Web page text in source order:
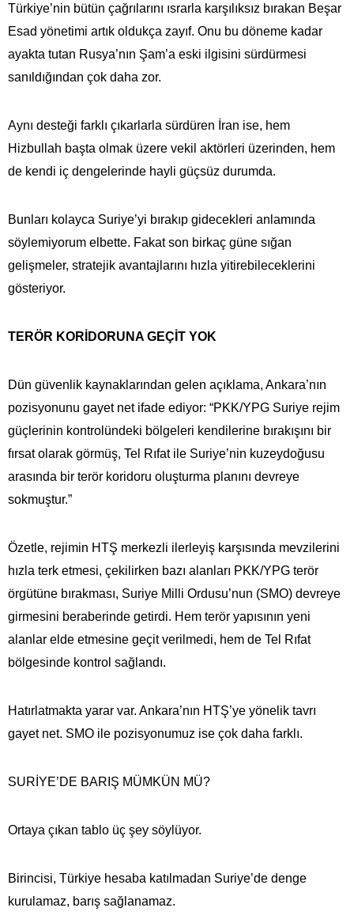
Türkiye’nin bütün çağrılarını ısrarla karşılıksız bırakan Beşar
Esad yönetimi artık oldukça zayıf. Onu bu döneme kadar
ayakta tutan Rusya’nın Şam’a eski ilgisini sürdürmesi
sanıldığından çok daha zor.
Aynı desteği farklı çıkarlarla sürdüren İran ise, hem
Hizbullah başta olmak üzere vekil aktörleri üzerinden, hem
de kendi iç dengelerinde hayli güçsüz durumda.
Bunları kolayca Suriye’yi bırakıp gidecekleri anlamında
söylemiyorum elbette. Fakat son birkaç güne sığan
gelişmeler, stratejik avantajlarını hızla yitirebileceklerini
gösteriyor.
TERÖR KORİDORUNA GEÇİT YOK
Dün güvenlik kaynaklarından gelen açıklama, Ankara’nın
pozisyonunu gayet net ifade ediyor: “PKK/YPG Suriye rejim
güçlerinin kontrolündeki bölgeleri kendilerine bırakışını bir
fırsat olarak görmüş, Tel Rıfat ile Suriye’nin kuzeydoğusu
arasında bir terör koridoru oluşturma planını devreye
sokmuştur.”
Özetle, rejimin HTŞ merkezli ilerleyiş karşısında mevzilerini
hızla terk etmesi, çekilirken bazı alanları PKK/YPG terör
örgütüne bırakması, Suriye Milli Ordusu’nun (SMO) devreye
girmesini beraberinde getirdi. Hem terör yapısının yeni
alanlar elde etmesine geçit verilmedi, hem de Tel Rıfat
bölgesinde kontrol sağlandı.
Hatırlatmakta yarar var. Ankara’nın HTŞ’ye yönelik tavrı
gayet net. SMO ile pozisyonumuz ise çok daha farklı.
SURİYE’DE BARIŞ MÜMKÜN MÜ?
Ortaya çıkan tablo üç şey söylüyor.
Birincisi, Türkiye hesaba katılmadan Suriye’de denge
kurulamaz, barış sağlanamaz.